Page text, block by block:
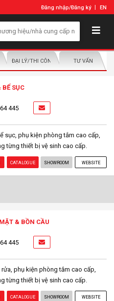
Đăng nhập/Đăng ký EN
PHÂN PHỐI
ĐẠI LÝ/THI CÔNG LẮP ĐẶTTƯ VẤN
SỤC
445
sục, phụ kiện phòng tắm cao cấp,
từng thiết bị vệ sinh cao cấp.
CATALOGUE SHOWROOM WEBSITE
& BỒN CẦU
445
phụ kiện phòng tắm cao cấp,
từng thiết bị vệ sinh cao cấp.
CATALOGUE SHOWROOM WEBSITE